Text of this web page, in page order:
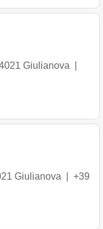
Giulianova
Giulianova
+39